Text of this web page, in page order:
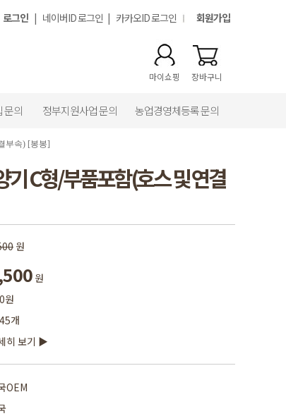
로그인 | 네이버ID 로그인 | 카카오ID 로그인 회원가입
마이쇼핑 장바구니
문의 정부지원사업 문의 농업경영체등록 문의
부속) [봉봉]
기 C형/부품포함(호스 및 연결
원
원
원
개
히 보기 ▶
OEM